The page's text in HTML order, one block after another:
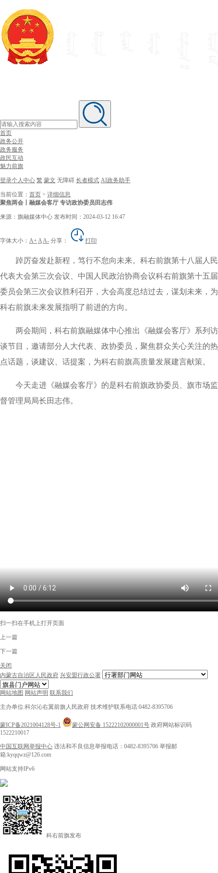
首页
政务公开
政务服务
政民互动
魅力前旗
登录个人中心 繁 蒙文 无障碍 长者模式 AI政务助手
当前位置： 首页 > 详细信息
聚焦两会丨融媒会客厅 专访政协委员田志伟
来源：旗融媒体中心 发布时间：2024-03-12 16:47
字体大小： A+ AA- 分享： 打印
踔厉奋发赴新程，笃行不怠向未来。科右前旗第十八届人民
代表大会第三次会议、中国人民政治协商会议科右前旗第十五届
委员会第三次会议胜利召开，大会高度总结过去，谋划未来，为
科右前旗未来发展指明了前进的方向。
两会期间，科右前旗融媒体中心推出《融媒会客厅》系列访
谈节目，邀请部分人大代表、政协委员，聚焦群众关心关注的热
点话题，谈建议、话提案，为科右前旗高质量发展建言献策。
今天走进《融媒会客厅》的是科右前旗政协委员、旗市场监
督管理局局长田志伟。
扫一扫在手机上打开页面
上一篇
下一篇
关闭
内蒙古自治区人民政府 兴安盟行政公署
网站地图 网站声明 联系我们
主办单位:科尔沁右翼前旗人民政府 技术维护联系电话:0482-8395706
蒙ICP备2021004128号-1 蒙公网安备 15222102000001号 政府网站标识码
1522210017
中国互联网举报中心 违法和不良信息举报电话：0482-8395706 举报邮
箱:kyqqwz@126.com
网站支持IPv6
科右前旗发布